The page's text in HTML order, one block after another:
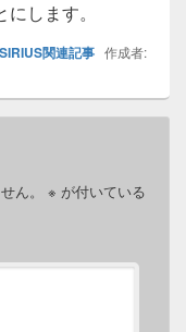
します。
SIRIUS関連記事 作成者:
ん。 ※ が付いている